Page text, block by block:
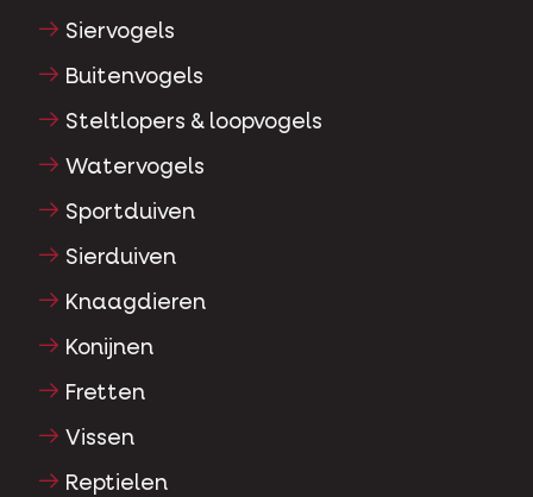
Siervogels
Buitenvogels
Steltlopers & loopvogels
Watervogels
Sportduiven
Sierduiven
Knaagdieren
Konijnen
Fretten
Vissen
Reptielen